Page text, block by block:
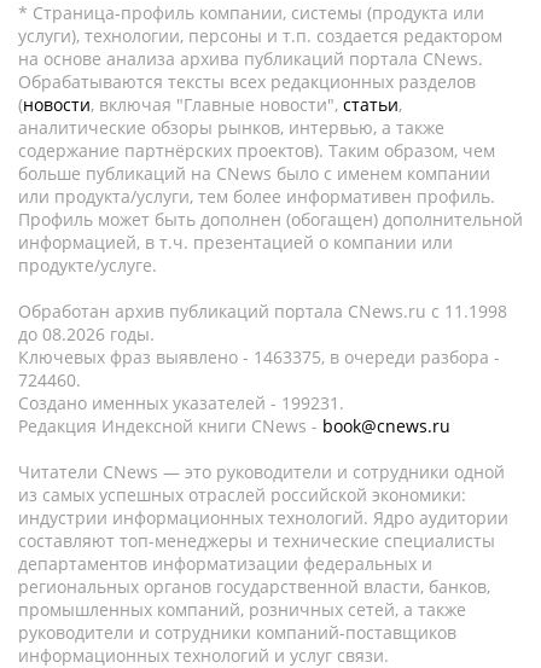
* Страница-профиль компании, системы (продукта или
услуги), технологии, персоны и т.п. создается редактором
на основе анализа архива публикаций портала CNews.
Обрабатываются тексты всех редакционных разделов
(новости, включая "Главные новости", статьи,
аналитические обзоры рынков, интервью, а также
содержание партнёрских проектов). Таким образом, чем
больше публикаций на CNews было с именем компании
или продукта/услуги, тем более информативен профиль.
Профиль может быть дополнен (обогащен) дополнительной
информацией, в т.ч. презентацией о компании или
продукте/услуге.
Обработан архив публикаций портала CNews.ru c 11.1998
до 08.2026 годы.
Ключевых фраз выявлено - 1463375, в очереди разбора -
724460.
Создано именных указателей - 199231.
Редакция Индексной книги CNews - book@cnews.ru
Читатели CNews — это руководители и сотрудники одной
из самых успешных отраслей российской экономики:
индустрии информационных технологий. Ядро аудитории
составляют топ-менеджеры и технические специалисты
департаментов информатизации федеральных и
региональных органов государственной власти, банков,
промышленных компаний, розничных сетей, а также
руководители и сотрудники компаний-поставщиков
информационных технологий и услуг связи.